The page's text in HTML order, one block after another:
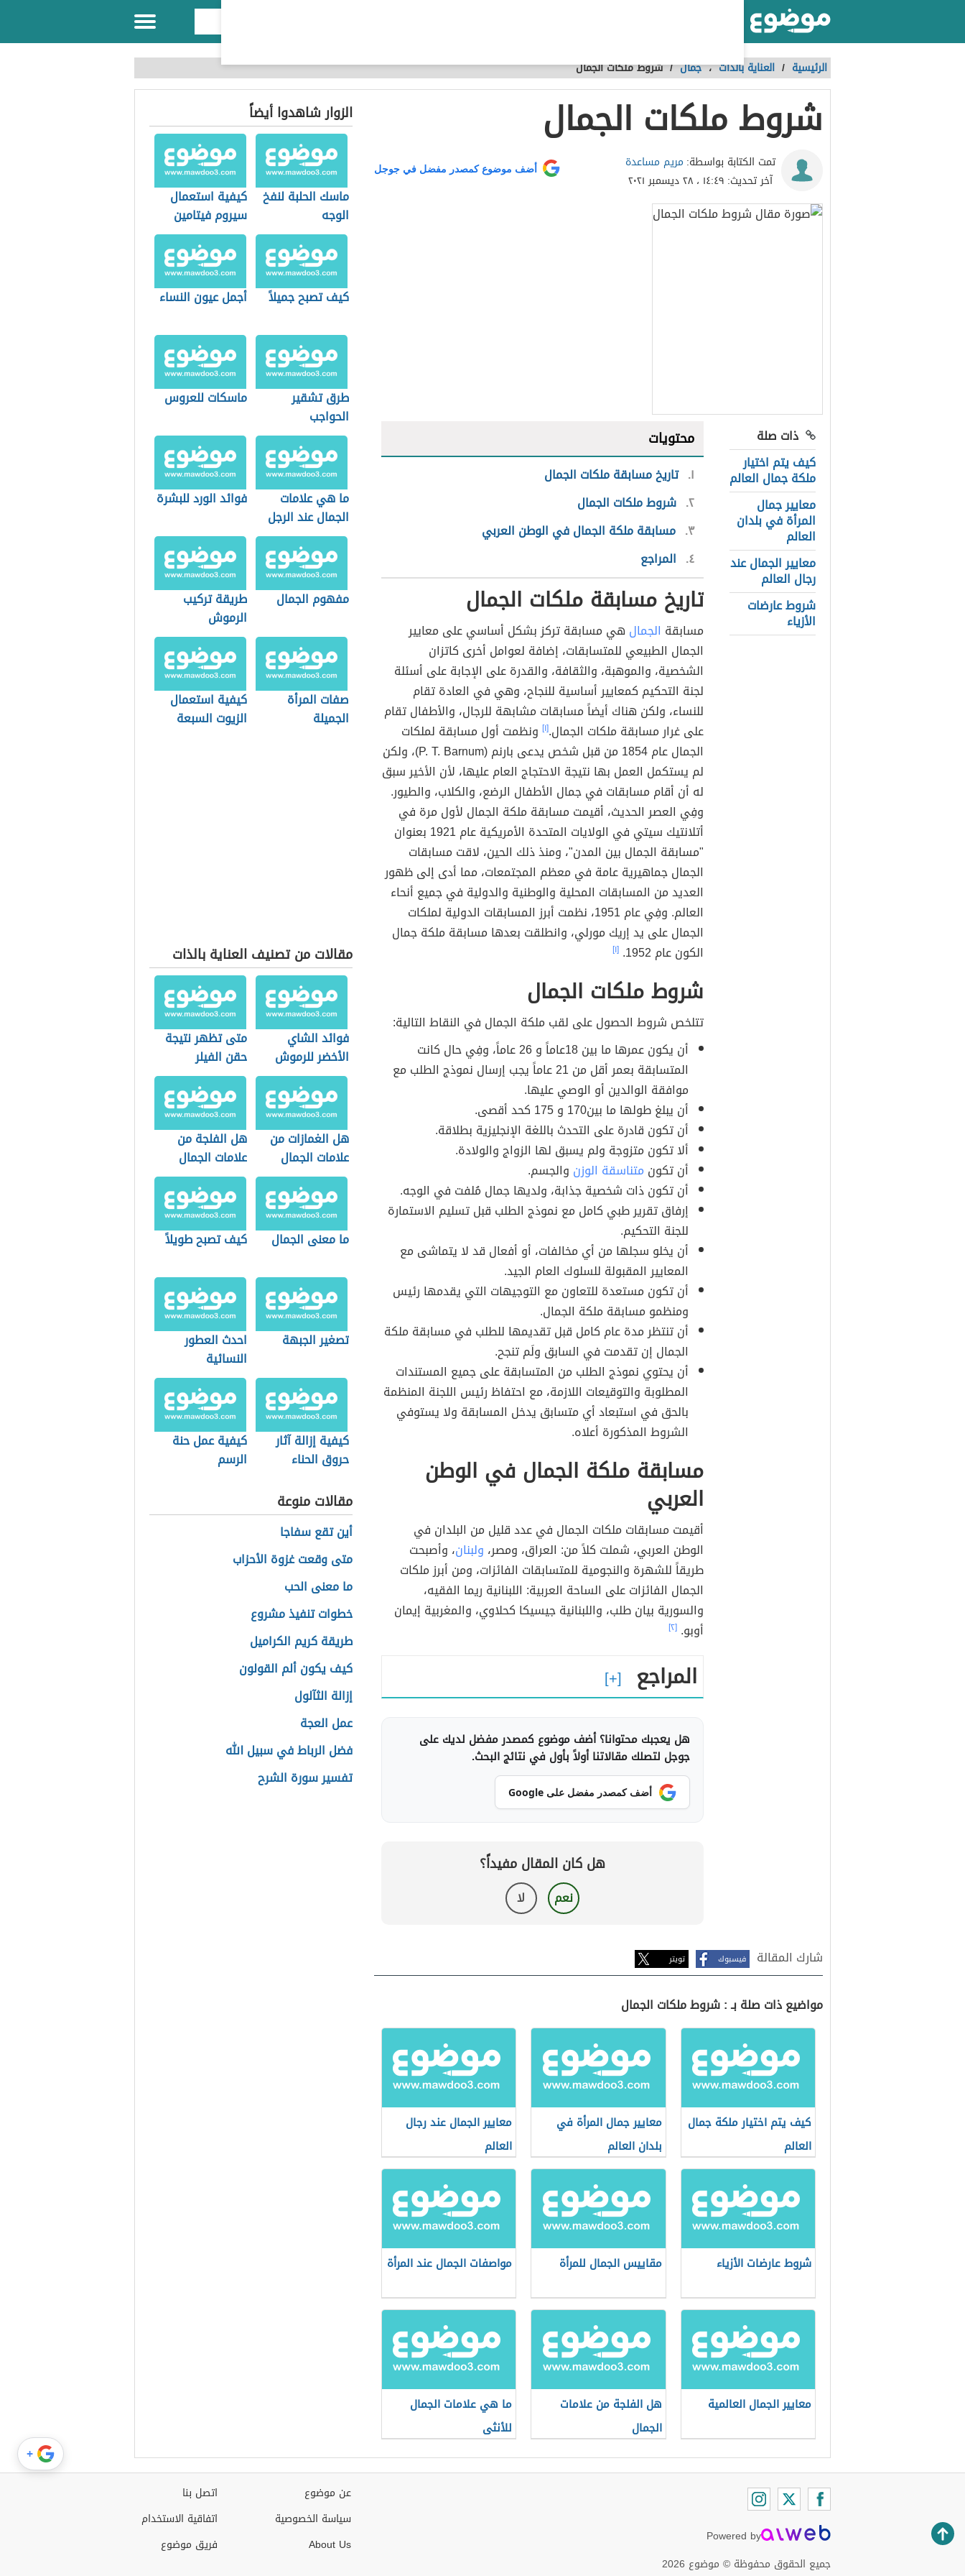
الرئيسية / العناية بالذات،جمال /شروط ملكات الجمال
شروط ملكات الجمال
تمت الكتابة بواسطة: مريم مساعدة
آخر تحديث: ١٤:٤٩ ، ٢٨ ديسمبر ٢٠٢١
أضف موضوع كمصدر مفضل في جوجل
ذات صلة
كيف يتم اختيار
ملكة جمال العالم
معايير جمال
المرأة في بلدان
العالم
معايير الجمال عند
رجال العالم
شروط عارضات
الأزياء
محتويات
١ تاريخ مسابقة ملكات الجمال
٢ شروط ملكات الجمال
٣ مسابقة ملكة الجمال في الوطن العربي
٤ المراجع
تاريخ مسابقة ملكات الجمال
مسابقة الجمال هي مسابقة تركز بشكل أساسي على معايير
الجمال الطبيعي للمتسابقات، إضافة لعوامل أخرى كاتزان
الشخصية، والموهبة، والثقافة، والقدرة على الإجابة على أسئلة
لجنة التحكيم كمعايير أساسية للنجاح، وهي في العادة تقام
للنساء، ولكن هناك أيضاً مسابقات مشابهة للرجال، والأطفال تقام
على غرار مسابقة ملكات الجمال.[١] ونظمت أول مسابقة لملكات
الجمال عام 1854 من قبل شخص يدعى بارنم (P. T. Barnum)، ولكن
لم يستكمل العمل بها نتيجة الاحتجاج العام عليها، لأن الأخير سبق
له أن أقام مسابقات في جمال الأطفال الرضع، والكلاب، والطيور.
وفِي العصر الحديث، أقيمت مسابقة ملكة الجمال لأول مرة في
أتلانتيك سيتي في الولايات المتحدة الأمريكية عام 1921 بعنوان
"مسابقة الجمال بين المدن"، ومنذ ذلك الحين، لاقت مسابقات
الجمال جماهيرية عامة في معظم المجتمعات، مما أدى إلى ظهور
العديد من المسابقات المحلية والوطنية والدولية في جميع أنحاء
العالم. وفِي عام 1951، نظمت أبرز المسابقات الدولية لملكات
الجمال على يد إريك مورلي، وانطلقت بعدها مسابقة ملكة جمال
الكون عام 1952.
[١]
شروط ملكات الجمال
تتلخص شروط الحصول على لقب ملكة الجمال في النقاط التالية:
أن يكون عمرها ما بين 18عاماً و 26 عاماً، وفِي حال كانت
المتسابقة بعمر أقل من 21 عاماً يجب إرسال نموذج الطلب مع
موافقة الوالدين أو الوصي عليها.
أن يبلغ طولها ما بين170 و 175 كحد أقصى.
أن تكون قادرة على التحدث باللغة الإنجليزية بطلاقة.
ألا تكون متزوجة ولم يسبق لها الزواج والولادة.
أن تكون متناسقة الوزن والجسم.
أن تكون ذات شخصية جذابة، ولديها جمال مُلفت في الوجه.
إرفاق تقرير طبي كامل مع نموذج الطلب قبل تسليم الاستمارة
للجنة التحكيم.
أن يخلو سجلها من أي مخالفات، أو أفعال قد لا يتماشى مع
المعايير المقبولة للسلوك العام الجيد.
أن تكون مستعدة للتعاون مع التوجيهات التي يقدمها رئيس
ومنظمو مسابقة ملكة الجمال.
أن تنتظر مدة عام كامل قبل تقديمها للطلب في مسابقة ملكة
الجمال إن تقدمت في السابق ولَم تنجح.
أن يحتوي نموذج الطلب من المتسابقة على جميع المستندات
المطلوبة والتوقيعات اللازمة، مع احتفاظ رئيس اللجنة المنظمة
بالحق في استبعاد أي متسابق يدخل المسابقة ولا يستوفي
الشروط المذكورة أعلاه.
مسابقة ملكة الجمال في الوطن
العربي
أقيمت مسابقات ملكات الجمال في عدد قليل من البلدان في
الوطن العربي، شملت كلاً من: العراق، ومصر، ولبنان، وأصبحت
طريقاً للشهرة والنجومية للمتسابقات الفائزات، ومن أبرز ملكات
الجمال الفائزات على الساحة العربية: اللبنانية ريما الفقيه،
والسورية بيان طلب، واللبنانية جيسيكا كحلاوي، والمغربية إيمان
أوبو.[٢]
المراجع
هل يعجبك محتوانا؟ أضف موضوع كمصدر مفضل لديك على
جوجل لتصلك مقالاتنا أولاً بأول في نتائج البحث.
أضف كمصدر مفضل على Google
هل كان المقال مفيداً؟
نعم لا
شارك المقالة فيسبوك تويتر
مواضيع ذات صلة بـ : شروط ملكات الجمال
كيف يتم اختيار ملكة جمال
العالم
معايير جمال المرأة في
بلدان العالم
معايير الجمال عند رجال
العالم
شروط عارضات الأزياء مقاييس الجمال للمرأة مواصفات الجمال عند المرأة
معايير الجمال العالمية
هل الفلجة من علامات
الجمال
ما هي علامات الجمال
للأنثى
الزوار شاهدوا أيضاً
ماسك الحلبة لنفخ
الوجه
كيفية استعمال
سيروم فيتامين
سي
كيف تصبح جميلاً أجمل عيون النساء
طرق تشقير
الحواجب
ماسكات للعروس
ما هي علامات
الجمال عند الرجل
فوائد الورد للبشرة
مفهوم الجمال
طريقة تركيب
الرموش
صفات المرأة
الجميلة
كيفية استعمال
الزيوت السبعة
مقالات من تصنيف العناية بالذات
فوائد الشاي
الأخضر للرموش
متى تظهر نتيجة
حقن الفيلر
هل الغمازات من
علامات الجمال
هل الفلجة من
علامات الجمال
ما معنى الجمال كيف تصبح طويلاً
تصغير الجبهة
احدث العطور
النسائية
كيفية إزالة آثار
حروق الحناء
كيفية عمل حنة
الرسم
مقالات منوعة
أين تقع سفاجا
متى وقعت غزوة الأحزاب
ما معنى الحب
خطوات تنفيذ مشروع
طريقة كريم الكراميل
كيف يكون ألم القولون
إزالة الثآلول
عمل العجة
فضل الرباط في سبيل الله
تفسير سورة الشرح
Powered by
جميع الحقوق محفوظة © موضوع 2026
اتصل بنا
اتفاقية الاستخدام
فريق موضوع
عن موضوع
سياسة الخصوصية
About Us
+